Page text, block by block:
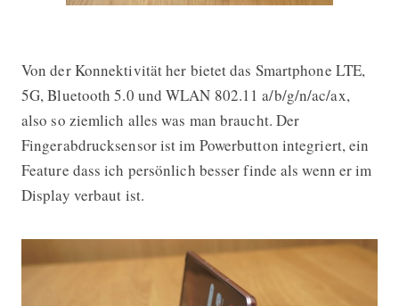
Von der Konnektivität her bietet das Smartphone LTE,
5G, Bluetooth 5.0 und WLAN 802.11 a/b/g/n/ac/ax,
also so ziemlich alles was man braucht. Der
Fingerabdrucksensor ist im Powerbutton integriert, ein
Feature dass ich persönlich besser finde als wenn er im
Display verbaut ist.